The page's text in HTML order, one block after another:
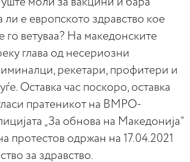
е европското здравство кое
го ветуваа? На македонските
глава од несериозни
рекетари, профитери и
Оставка час поскоро, оставка
пратеникот на ВМРО-
„За обнова на Македонија“
протестов одржан на 17.04.2021
за здравство.